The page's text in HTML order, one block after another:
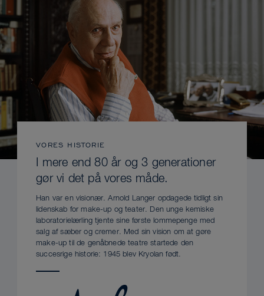
VORES HISTORIE
I mere end 80 år og 3 generationer
gør vi det på vores måde.
Han var en visionær. Arnold Langer opdagede tidligt sin
lidenskab for make-up og teater. Den unge kemiske
laboratorielærling tjente sine første lommepenge med
salg af sæber og cremer. Med sin vision om at gøre
make-up til de genåbnede teatre startede den
succesrige historie: 1945 blev Kryolan født.